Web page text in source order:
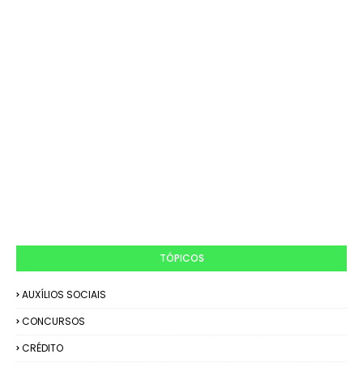
TÓPICOS
AUXÍLIOS SOCIAIS
CONCURSOS
CRÉDITO